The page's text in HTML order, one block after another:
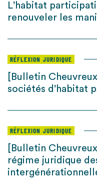
L’habitat
renouveler les
RÉFLEXION JURIDIQUE
[Bulletin
sociétés d’habitat
RÉFLEXION JURIDIQUE
[Bulletin
régime juridique